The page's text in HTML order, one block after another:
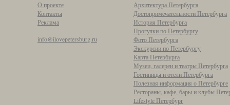
О проекте
Контакты
Реклама
info@ilovepetersburg.ru
Архитектура Петербурга
Достопримечательности Петербурга
История Петербурга
Прогулки по Петербургу
Фото Петербурга
Экскурсии по Петербургу
Карта Петербурга
Музеи, галереи и театры Петербурга
Гостиницы и отели Петербурга
Полезная информация о Петербурге
Рестораны, кафе, бары и клубы
Lifestyle Петербург